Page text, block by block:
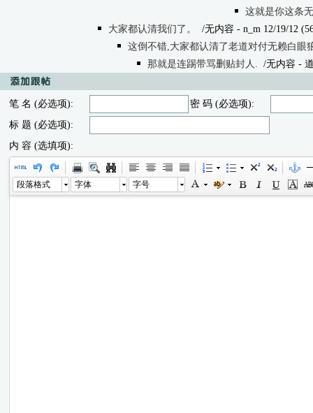
这就是你这条
大家都认清我们了。
/无内容 - n_m 12/19/12
这倒不错,大家都认清了老道对付无赖白眼
那就是连踢带骂删贴封人. /无内容 -
笔 名 (必选项):
密 码 (必选项):
标 题 (必选项):
内 容 (选填项):
段落格式 字体 字号